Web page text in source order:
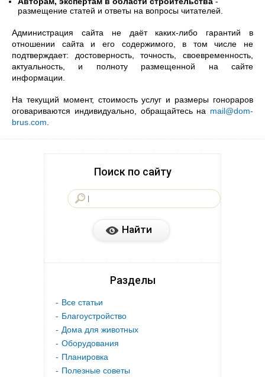
размещение статей и ответы на вопросы читателей.
Администрация сайта не даёт каких-либо гарантий в
отношении сайта и его содержимого, в том числе не
подтверждает: достоверность, точность, своевременность,
актуальность, и полноту размещенной на сайте
информации.
На текущий момент, стоимость услуг и размеры гонораров
оговариваются индивидуально, обращайтесь на mail@dom-
brus.com
Поиск по сайту
Разделы
Все статьи
Благоустройство
Дома для животных
Оборудования
Планировка
Полезные советы